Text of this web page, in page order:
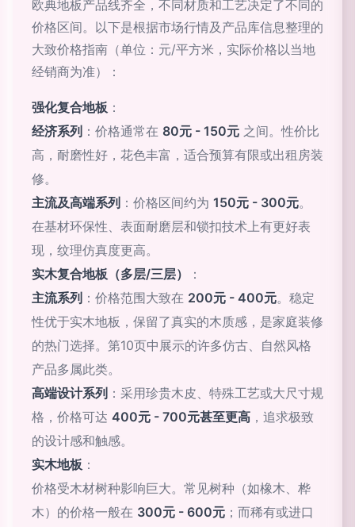
欧典地板产品线齐全，不同材质和工艺决定了不同的
价格区间。以下是根据市场行情及产品库信息整理的
大致价格指南（单位：元/平方米，实际价格以当地
经销商为准）：
强化复合地板 ：
经济系列 ：价格通常在 80元 - 150元 之间。性价比
高，耐磨性好，花色丰富，适合预算有限或出租房装
修。
主流及高端系列 ：价格区间约为 150元 - 300元。
在基材环保性、表面耐磨层和锁扣技术上有更好表
现，纹理仿真度更高。
实木复合地板（多层/三层）
：
主流系列 ：价格范围大致在 200元 - 400元。稳定
性优于实木地板，保留了真实的木质感，是家庭装修
的热门选择。第10页中展示的许多仿古、自然风格
产品多属此类。
高端设计系列 ：采用珍贵木皮、特殊工艺或大尺寸规
格，价格可达 400元 - 700元甚至更高 ，追求极致
的设计感和触感。
实木地板 ：
价格受木材树种影响巨大。常见树种（如橡木、桦
木）的价格一般在 300元 - 600元 ；而稀有或进口